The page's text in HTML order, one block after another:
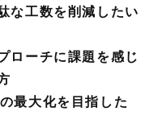
な工数を削減したい
ローチに課題を感じ
最大化を目指した